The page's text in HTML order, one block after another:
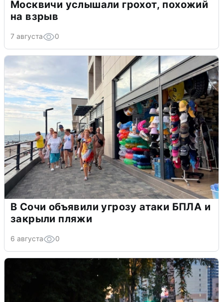
Москвичи услышали грохот, похожий
на взрыв
7 августа 0
В Сочи объявили угрозу атаки БПЛА и
закрыли пляжи
6 августа 0